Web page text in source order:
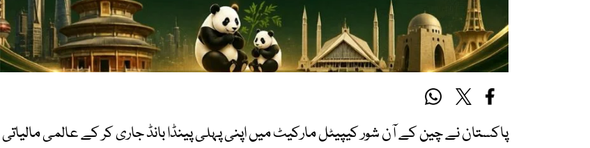
پاکستان نے چین کے آن شور کیپیٹل مارکیٹ میں اپنی پہلی پینڈا بانڈ جاری کر کے عالمی مالیاتی